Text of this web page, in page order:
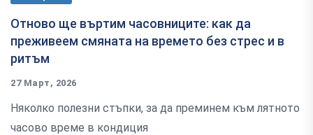
Отново ще въртим часовниците: как да
преживеем смяната на времето без стрес и в
ритъм
27 Март, 2026
Няколко полезни стъпки, за да преминем към лятното
часово време в кондиция